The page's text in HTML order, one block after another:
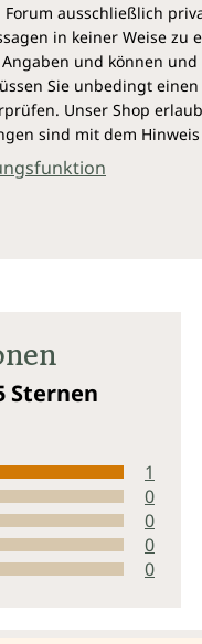
ausschließlich
in keiner Weise
und können
Sie unbedingt
Unser Shop
sind mit dem Hinweis
Sternen
1
0
0
0
0